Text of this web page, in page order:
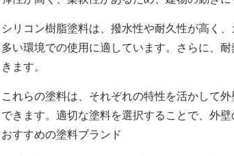
シリコン樹脂塗料は、撥水性や耐久性が高く
多い環境での使用に適しています。さらに、
きます。
これらの塗料は、それぞれの特性を活かして
できます。適切な塗料を選択することで、外
おすすめの塗料ブランド